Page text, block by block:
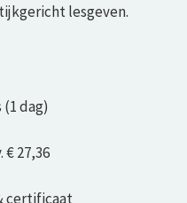
lesgeven.
(1 dag)
€ 27,36
certificaat